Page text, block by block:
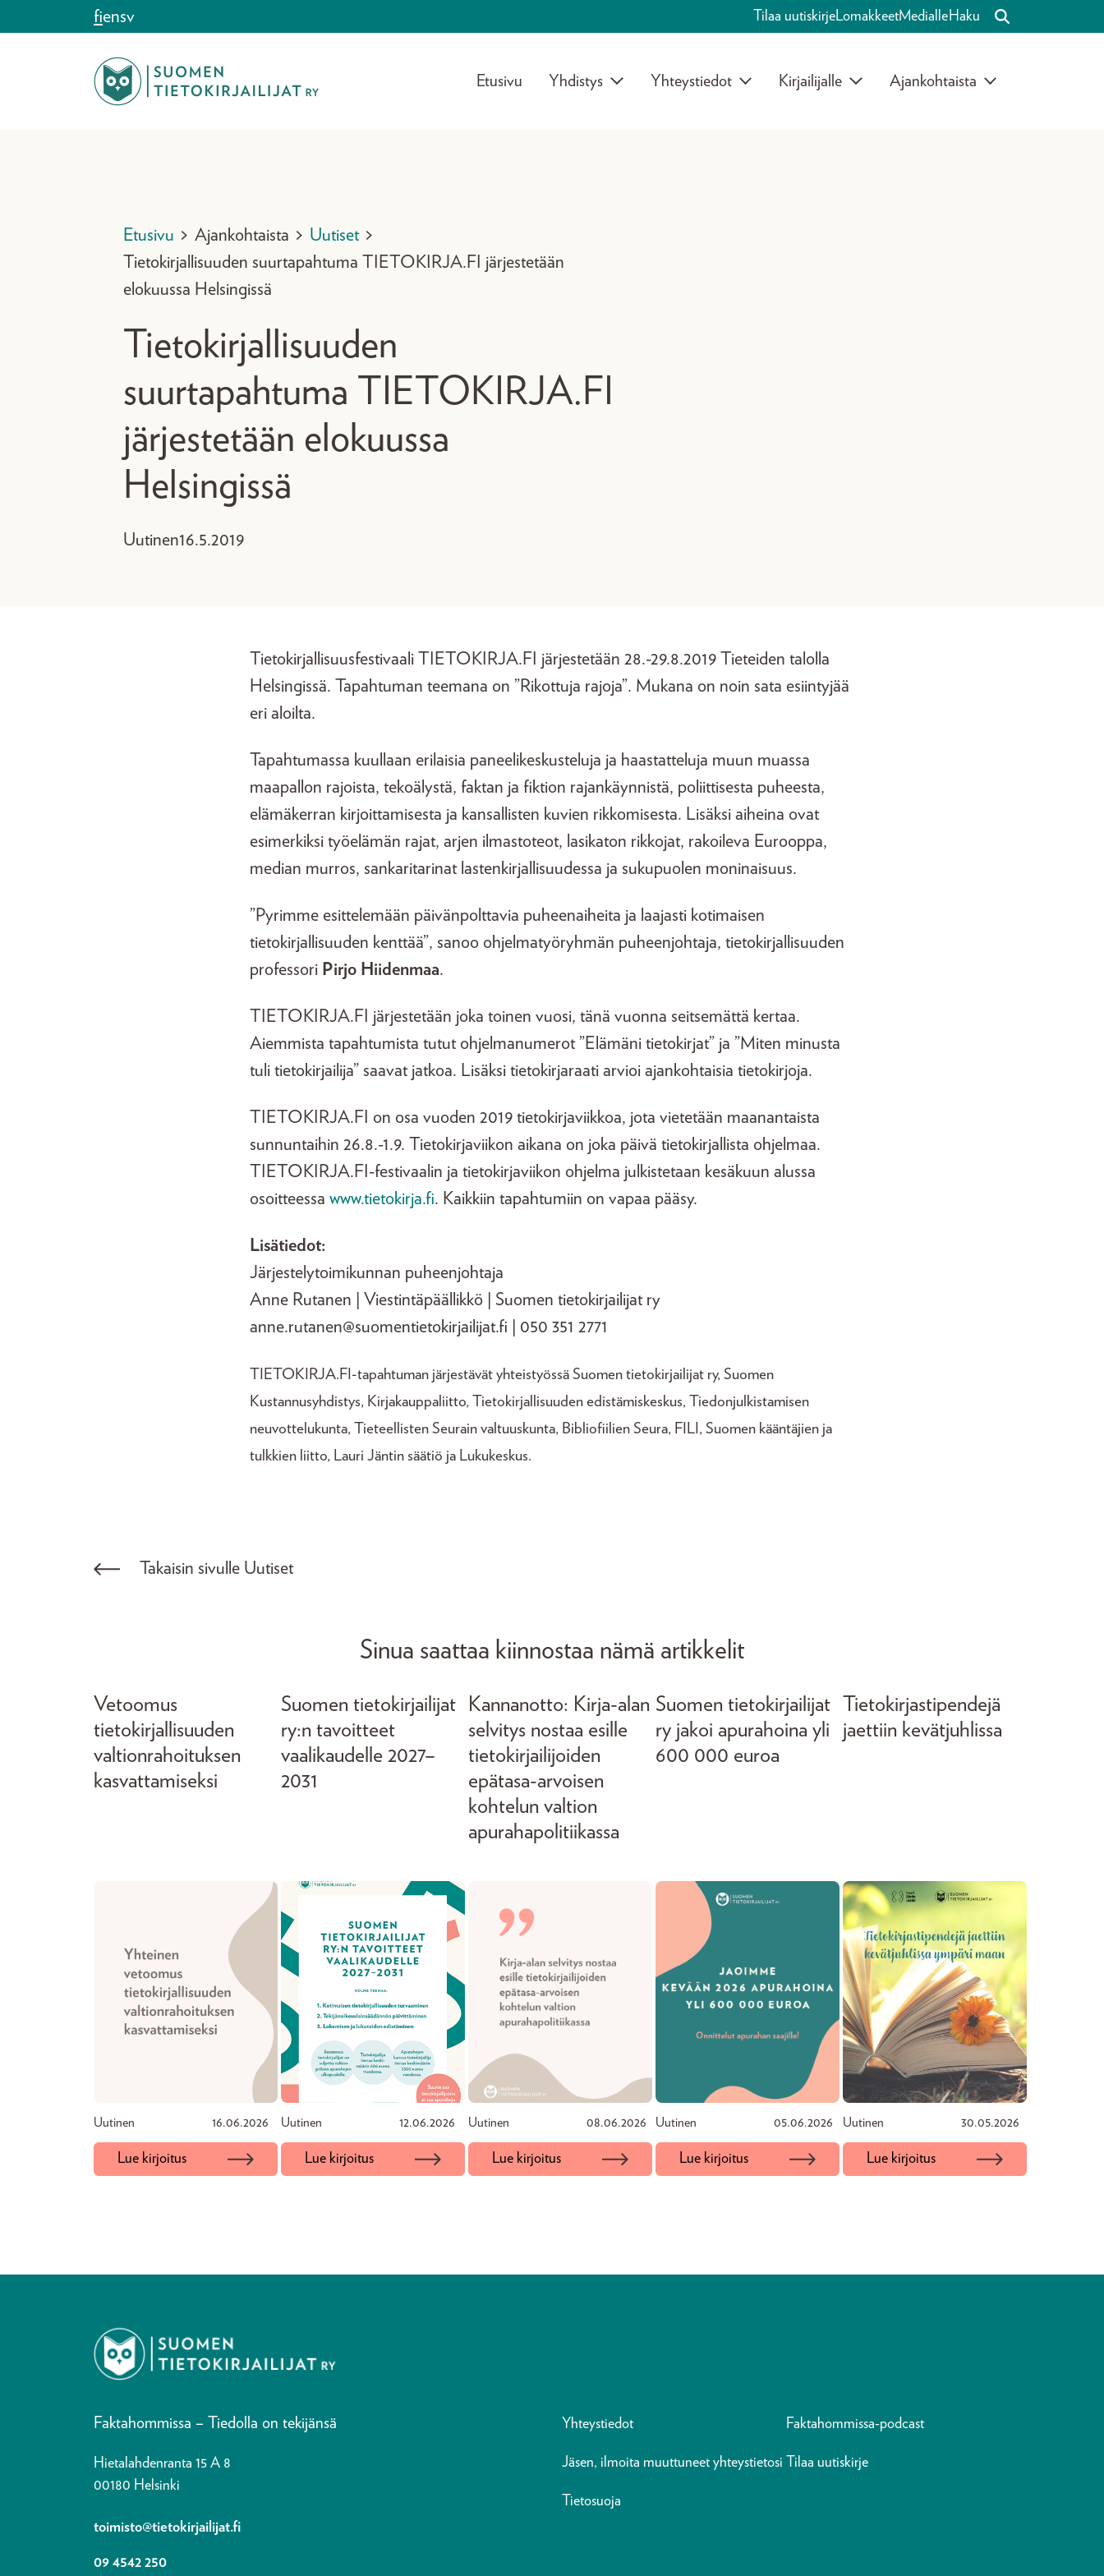
Siirry sisältöönfiensv Tilaa uutiskirjeLomakkeetMedialleHaku
Etusivu Yhdistys Yhteystiedot Kirjailijalle Ajankohtaista
Etusivu > Ajankohtaista > Uutiset >
Tietokirjallisuuden suurtapahtuma TIETOKIRJA.FI järjestetään
elokuussa Helsingissä
Tietokirjallisuuden
suurtapahtuma TIETOKIRJA.FI
järjestetään elokuussa
Helsingissä
Uutinen16.5.2019
Tietokirjallisuusfestivaali TIETOKIRJA.FI järjestetään 28.-29.8.2019 Tieteiden talolla
Helsingissä. Tapahtuman teemana on ”Rikottuja rajoja”. Mukana on noin sata esiintyjää
eri aloilta.
Tapahtumassa kuullaan erilaisia paneelikeskusteluja ja haastatteluja muun muassa
maapallon rajoista, tekoälystä, faktan ja fiktion rajankäynnistä, poliittisesta puheesta,
elämäkerran kirjoittamisesta ja kansallisten kuvien rikkomisesta. Lisäksi aiheina ovat
esimerkiksi työelämän rajat, arjen ilmastoteot, lasikaton rikkojat, rakoileva Eurooppa,
median murros, sankaritarinat lastenkirjallisuudessa ja sukupuolen moninaisuus.
”Pyrimme esittelemään päivänpolttavia puheenaiheita ja laajasti kotimaisen
tietokirjallisuuden kenttää”, sanoo ohjelmatyöryhmän puheenjohtaja, tietokirjallisuuden
professori Pirjo Hiidenmaa.
TIETOKIRJA.FI järjestetään joka toinen vuosi, tänä vuonna seitsemättä kertaa.
Aiemmista tapahtumista tutut ohjelmanumerot ”Elämäni tietokirjat” ja ”Miten minusta
tuli tietokirjailija” saavat jatkoa. Lisäksi tietokirjaraati arvioi ajankohtaisia tietokirjoja.
TIETOKIRJA.FI on osa vuoden 2019 tietokirjaviikkoa, jota vietetään maanantaista
sunnuntaihin 26.8.-1.9. Tietokirjaviikon aikana on joka päivä tietokirjallista ohjelmaa.
TIETOKIRJA.FI-festivaalin ja tietokirjaviikon ohjelma julkistetaan kesäkuun alussa
osoitteessa www.tietokirja.fi. Kaikkiin tapahtumiin on vapaa pääsy.
Lisätiedot:
Järjestelytoimikunnan puheenjohtaja
Anne Rutanen | Viestintäpäällikkö | Suomen tietokirjailijat ry
anne.rutanen@suomentietokirjailijat.fi | 050 351 2771
TIETOKIRJA.FI-tapahtuman järjestävät yhteistyössä Suomen tietokirjailijat ry, Suomen
Kustannusyhdistys, Kirjakauppaliitto, Tietokirjallisuuden edistämiskeskus, Tiedonjulkistamisen
neuvottelukunta, Tieteellisten Seurain valtuuskunta, Bibliofiilien Seura, FILI, Suomen kääntäjien ja
tulkkien liitto, Lauri Jäntin säätiö ja Lukukeskus.
Takaisin sivulle Uutiset
Sinua saattaa kiinnostaa nämä artikkelit
Vetoomus
tietokirjallisuuden
valtionrahoituksen
kasvattamiseksi
Uutinen 16.06.2026
Lue kirjoitus
Suomen tietokirjailijat
ry:n tavoitteet
vaalikaudelle 2027–
2031
Uutinen 12.06.2026
Lue kirjoitus
Kannanotto: Kirja-alan
selvitys nostaa esille
tietokirjailijoiden
epätasa-arvoisen
kohtelun valtion
apurahapolitiikassa
Uutinen 08.06.2026
Lue kirjoitus
Suomen tietokirjailijat
ry jakoi apurahoina yli
600 000 euroa
Uutinen 05.06.2026
Lue kirjoitus
Tietokirjastipendejä
jaettiin kevätjuhlissa
Uutinen 30.05.2026
Lue kirjoitus
Faktahommissa – Tiedolla on tekijänsä
Hietalahdenranta 15 A 8
00180 Helsinki
toimisto@tietokirjailijat.fi
09 4542 250
Yhteystiedot Faktahommissa-podcast
Jäsen, ilmoita muuttuneet yhteystietosi Tilaa uutiskirje
Tietosuoja